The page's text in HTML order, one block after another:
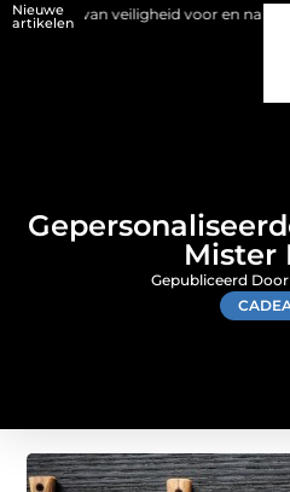
Nieuwe
artikelen
veiligheid voor en na de SCIOS-
Mister
Gepubliceerd